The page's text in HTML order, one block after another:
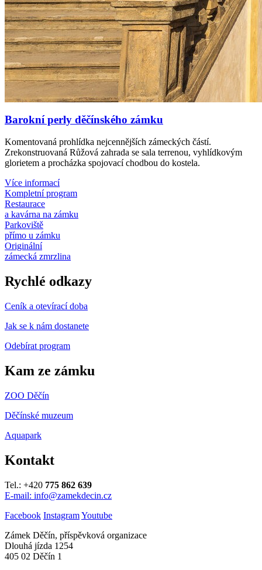
Barokní perly děčínského zámku
Komentovaná prohlídka nejcennějších zámeckých částí.
Zrekonstruovaná Růžová zahrada se sala terrenou, vyhlídkovým
glorietem a procházka spojovací chodbou do kostela.
Více informací
Kompletní program
Restaurace
a kavárna na zámku
Parkoviště
přímo u zámku
Originální
zámecká zmrzlina
Rychlé odkazy
Ceník a otevírací doba
Jak se k nám dostanete
Odebírat program
Kam ze zámku
ZOO Děčín
Děčínské muzeum
Aquapark
Kontakt
Tel.: +420 775 862 639
E-mail: info@zamekdecin.cz
Facebook InstagramYoutube
Zámek Děčín, příspěvková organizace
Dlouhá jízda 1254
405 02 Děčín 1